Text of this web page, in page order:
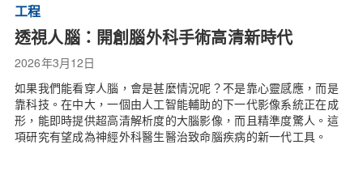
工程
透視人腦：開創腦外科手術高清新時代
2026年3月12日
如果我們能看穿人腦，會是甚麼情況呢？不是靠心靈感應，而是
靠科技。在中大，一個由人工智能輔助的下一代影像系統正在成
形，能即時提供超高清解析度的大腦影像，而且精準度驚人。這
項研究有望成為神經外科醫生醫治致命腦疾病的新一代工具。